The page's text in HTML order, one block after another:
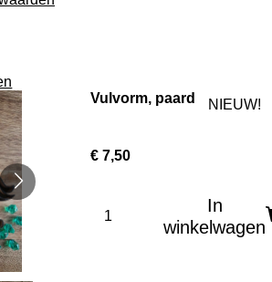
Vulvorm, paard
NIEUW!
€ 7,50
In
winkelwagen